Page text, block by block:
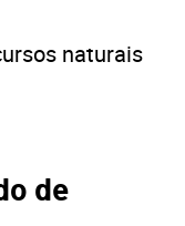
naturais
de